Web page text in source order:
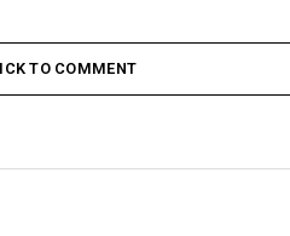
TO COMMENT